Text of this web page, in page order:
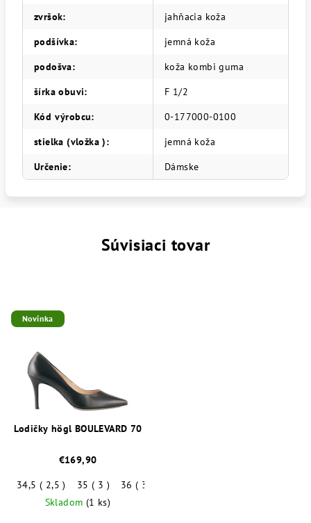
zvršok:
jahňacia koža
podšívka:
jemná koža
podošva:
koža kombi guma
šírka obuvi:
F 1/2
Kód výrobcu:
0-177000-0100
stielka (vložka ):
jemná koža
Určenie: Dámske
Súvisiaci tovar
Novinka
Lodičky högl BOULEVARD 70
€169,90
34,5 ( 2,5 )
35 ( 3 ) 36 ( 3,5 )
Skladom (1 ks)